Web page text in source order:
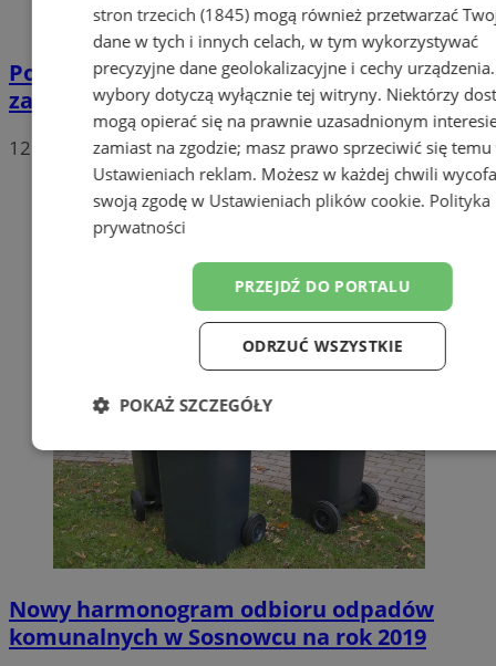
Potwierdzono pierwszy przypadek
zarażenia koronawirusem w Sosnowcu
12
Nowy harmonogram odbioru odpadów
komunalnych w Sosnowcu na rok 2019
stron trzecich (1845)mogą również przetwarzać
dane w tych i innych celach, w tym wykorzystywać
precyzyjne dane geolokalizacyjne i cechy
wybory dotyczą wyłącznie tej witryny. Niektórzy
mogą opierać się na prawnie uzasadnionym
zamiast na zgodzie; masz prawo sprzeciwić się temu
Ustawieniach reklam. Możesz w każdej chwili
swoją zgodę w Ustawieniach plików cookie. Polityka
prywatności
PRZEJDŹ DO PORTALU
ODRZUĆ WSZYSTKIE
POKAŻ SZCZEGÓŁY
Niezbędne Wydajność
Funkcjonalność